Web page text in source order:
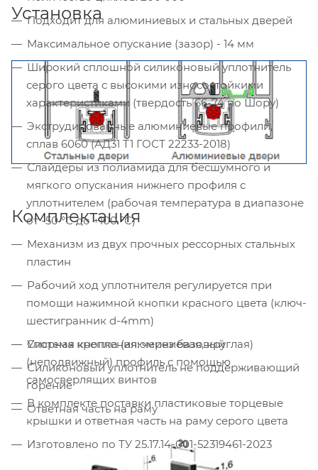
Подходит для алюминиевых и стальных дверей
Максимальное опускание (зазор) - 14 мм
Широкий сплошной силиконовый уплотнитель
серого цвета с высокими износостойкими
характеристиками (твердость 66-74 по Шору)
Экструдированные алюминиевые профили,
сплав 6060 (АД31 Т1 ГОСТ 22233-2018)
Слайдеры из полиамида для бесшумного и
мягкого опускания нижнего профиля с
уплотнителем (рабочая температура в диапазоне
от -50 °С до +100 °С)
Механизм из двух прочных рессорных стальных
пластин
Рабочий ход уплотнителя регулируется при
помощи нажимной кнопки красного цвета (ключ-
шестигранник d-4mm)
Система крепления: через базовый
(неподвижный) профиль с помощью
самосверлящих винтов
В комплекте поставки пластиковые торцевые
крышки и ответная часть на раму серого цвета
Изготовлено по ТУ 25.17.14-001-52319461-2023
Установка
Комплектация
Упорная кнопка (алюминиевая, круглая)
Силиконовый уплотнитель не поддерживающий
горение
Ответная часть на раму